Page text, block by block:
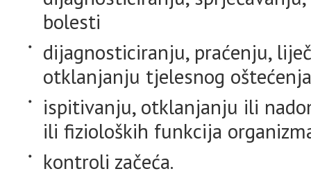
bolesti
dijagnosticiranju, praćenju,
otklanjanju tjelesnog
ispitivanju, otklanjanju ili
ili fizioloških funkcija
kontroli začeća.